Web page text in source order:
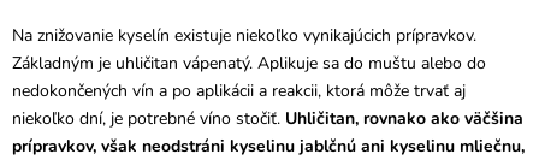
Na znižovanie kyselín existuje niekoľko vynikajúcich prípravkov.
Základným je uhličitan vápenatý. Aplikuje sa do muštu alebo do
nedokončených vín a po aplikácii a reakcii, ktorá môže trvať aj
niekoľko dní, je potrebné víno stočiť. Uhličitan, rovnako ako väčšina
prípravkov, však neodstráni kyselinu jablčnú ani kyselinu mliečnu,